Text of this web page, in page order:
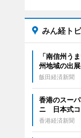
みん経ト
「南信州う
州地域の出
飯田経済新聞
香港のスー
ニ 日本式コ
香港経済新聞